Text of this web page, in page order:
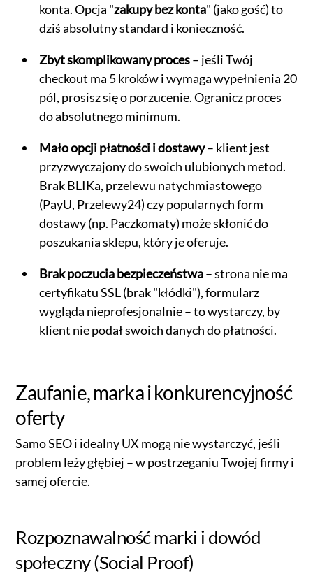
konta. Opcja "zakupy bez konta" (jako gość) to
dziś absolutny standard i konieczność.
Zbyt skomplikowany proces– jeśli Twój
checkout ma 5 kroków i wymaga wypełnienia 20
pól, prosisz się o porzucenie. Ogranicz proces
do absolutnego minimum.
Mało opcji płatności i dostawy– klient jest
przyzwyczajony do swoich ulubionych metod.
Brak BLIKa, przelewu natychmiastowego
(PayU, Przelewy24) czy popularnych form
dostawy (np. Paczkomaty) może skłonić do
poszukania sklepu, który je oferuje.
Brak poczucia bezpieczeństwa– strona nie ma
certyfikatu SSL (brak "kłódki"), formularz
wygląda nieprofesjonalnie – to wystarczy, by
klient nie podał swoich danych do płatności.
Zaufanie, marka i konkurencyjność
oferty
Samo SEO i idealny UX mogą nie wystarczyć, jeśli
problem leży głębiej – w postrzeganiu Twojej firmy i
samej ofercie.
Rozpoznawalność marki i dowód
społeczny (Social Proof)